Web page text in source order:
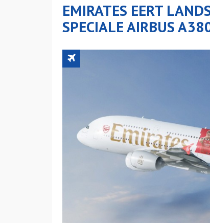
EMIRATES EERT
SPECIALE AIRBUS